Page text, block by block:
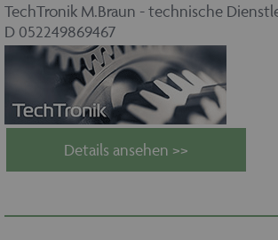
TechTronik M.Braun - technische
D 052249869467
Details ansehen >>